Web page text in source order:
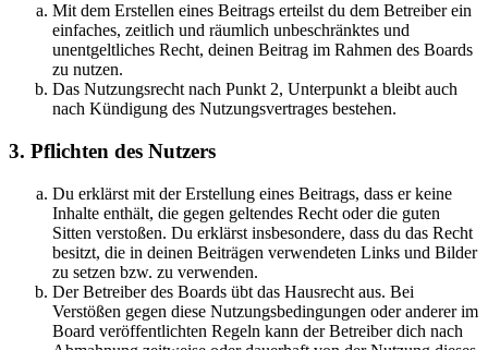
Mit dem Erstellen eines Beitrags erteilst du dem Betreiber ein
einfaches, zeitlich und räumlich unbeschränktes und
unentgeltliches Recht, deinen Beitrag im Rahmen des Boards
zu nutzen.
Das Nutzungsrecht nach Punkt 2, Unterpunkt a bleibt auch
nach Kündigung des Nutzungsvertrages bestehen.
3. Pflichten des Nutzers
Du erklärst mit der Erstellung eines Beitrags, dass er keine
Inhalte enthält, die gegen geltendes Recht oder die guten
Sitten verstoßen. Du erklärst insbesondere, dass du das Recht
besitzt, die in deinen Beiträgen verwendeten Links und Bilder
zu setzen bzw. zu verwenden.
Der Betreiber des Boards übt das Hausrecht aus. Bei
Verstößen gegen diese Nutzungsbedingungen oder anderer im
Board veröffentlichten Regeln kann der Betreiber dich nach